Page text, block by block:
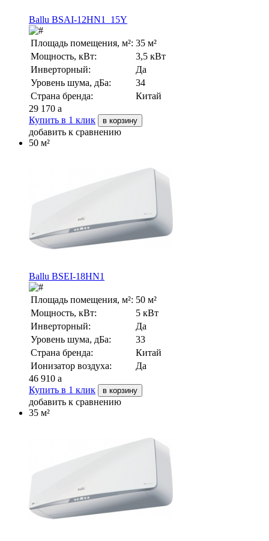
Ballu BSAI-12HN1_15Y
Площадь помещения, м²: 35 м²
Мощность, кВт:
3,5 кВт
Инверторный:
Да
Уровень шума, дБа:
34
Страна бренда:
Китай
29 170 a
Купить в 1 клик
в корзину
добавить к сравнению
50 м²
Ballu BSEI-18HN1
Площадь помещения, м²: 50 м²
Мощность, кВт:
5 кВт
Инверторный:
Да
Уровень шума, дБа:
33
Страна бренда:
Китай
Ионизатор воздуха:
Да
46 910 a
Купить в 1 клик
в корзину
добавить к сравнению
35 м²